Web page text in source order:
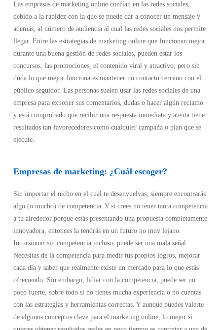
Las empresas de marketing online confían en las redes sociales,
debido a la rapidez con la que se puede dar a conocer un mensaje y
además, al número de audiencia al cual las redes sociales nos permite
llegar. Entre las estrategias de marketing online que funcionan mejor
durante una buena gestión de redes sociales, pueden estar los
concursos, las promociones, el contenido viral y atractivo, pero sin
duda lo que mejor funciona es mantener un contacto cercano con el
público seguidor. Las personas suelen usar las redes sociales de una
empresa para exponer sus comentarios, dudas o hacer algún reclamo
y está comprobado que recibir una respuesta inmediata y atenta tiene
resultados tan favorecedores como cualquier campaña o plan que se
ejecute.
Empresas de marketing: ¿Cuál escoger?
Sin importar el nicho en el cual te desenvuelvas, siempre encontrarás
algo (o mucho) de competencia. Y si crees no tener tanta competencia
a tu alrededor porque estás presentando una propuesta completamente
innovadora, entonces la tendrás en un futuro no muy lejano.
Incursionar sin competencia incluso, puede ser una mala señal.
Necesitas de la competencia para medir tus propios logros, mejorar
cada día y saber que realmente existe un mercado para lo que estás
ofreciendo. Sin embargo, lidiar con la competencia, puede ser un
poco fuerte, sobre todo si no tienes mucha experiencia o no cuentas
con las estrategias y herramientas correctas. Y aunque puedes valerte
de algunos conceptos clave para el marketing online, lo mejor si